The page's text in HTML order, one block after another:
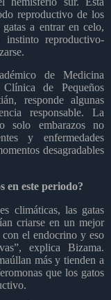
reproductivo de los
a entrar en celo,
reproductivo-
de Medicina
de Pequeños
responde algunas
responsable. La
solo embarazos no
y enfermedades
desagradables
en este periodo?
climáticas, las gatas
criarse en un mejor
con el endocrino y eso
explica Bizama.
más y tienden a
que los gatos